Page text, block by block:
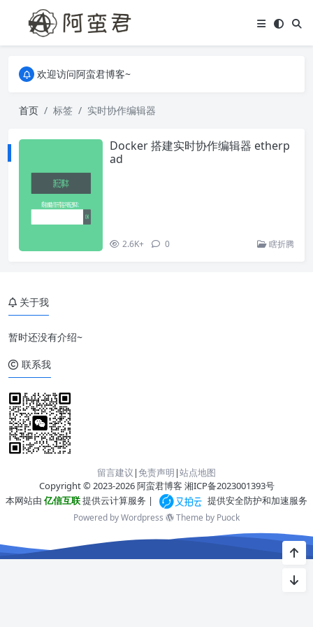
关于本站，有任何疑问都可以评论或留言。
欢迎访问阿蛮君博客~
欢迎访问阿蛮君博客~
首页 标签 实时协作编辑器
Docker 搭建实时协作编辑器 etherp
ad
2.6K+ 0 瞎折腾
关于我
暂时还没有介绍~
联系我
留言建议 |免责声明 |站点地图
Copyright © 2023-2026 阿蛮君博客 湘ICP备2023001393号
本网站由 亿信互联提供云计算服务 | 提供安全防护和加速服务
Powered by Wordpress Theme by Puock